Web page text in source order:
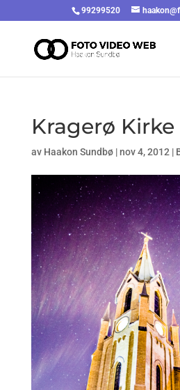
99299520
Kragerø
av Haakon Sundbø|nov 4, 2012 |